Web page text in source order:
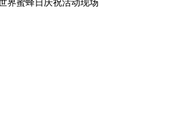
活动现场